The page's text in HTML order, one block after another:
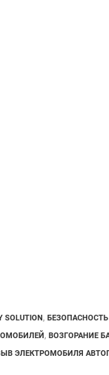
SOLUTION, БЕЗОПАСНОСТЬ
, ВОЗГОРАНИЕ
ЭЛЕКТРОМОБИЛЯ